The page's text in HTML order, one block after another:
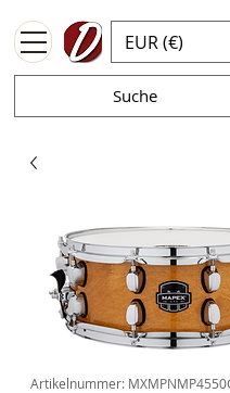
EUR (€)
Artikelnummer: